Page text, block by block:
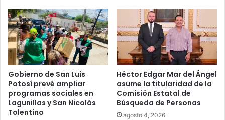
Gobierno de San Luis
Potosí prevé ampliar
programas sociales en
Lagunillas y San Nicolás
Tolentino
Héctor Edgar Mar del Ángel
asume la titularidad de la
Comisión Estatal de
Búsqueda de Personas
agosto 4, 2026